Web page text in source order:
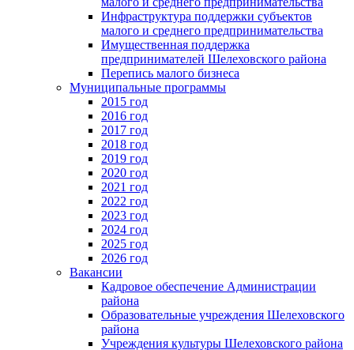
Инфраструктура поддержки субъектов
малого и среднего предпринимательства
Имущественная поддержка
предпринимателей Шелеховского района
Перепись малого бизнеса
Муниципальные программы
2015 год
2016 год
2017 год
2018 год
2019 год
2020 год
2021 год
2022 год
2023 год
2024 год
2025 год
2026 год
Вакансии
Кадровое обеспечение Администрации
района
Образовательные учреждения Шелеховского
района
Учреждения культуры Шелеховского района